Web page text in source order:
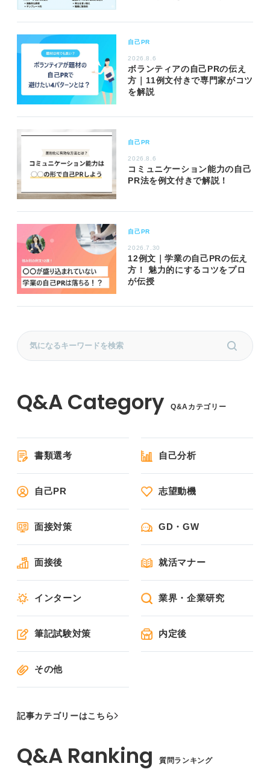
自己PR
2026.8.6
ボランティアの自己PRの伝え
方｜11例文付きで専門家がコツ
を解説
自己PR
2026.8.6
コミュニケーション能力の自己
PR法を例文付きで解説！
自己PR
2026.7.30
12例文｜学業の自己PRの伝え
方！ 魅力的にするコツをプロ
が伝授
Q&Aカテゴリー
書類選考 自己分析
自己PR 志望動機
面接対策 GD・GW
面接後 就活マナー
インターン 業界・企業研究
筆記試験対策 内定後
その他
記事カテゴリーはこちら
質問ランキング